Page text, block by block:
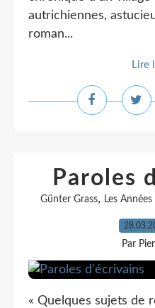
autrichiennes,
roman...
Lire
Paroles
Günter Grass, Les
Par
« Quelques sujets de